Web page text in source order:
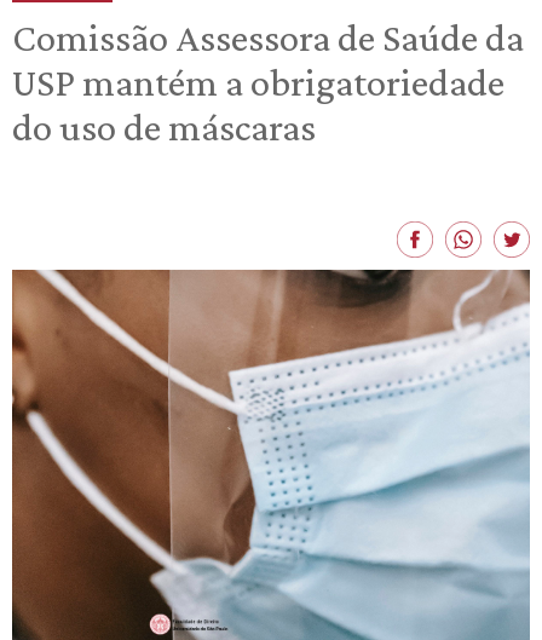
Comissão Assessora de Saúde da
USP mantém a obrigatoriedade
do uso de máscaras